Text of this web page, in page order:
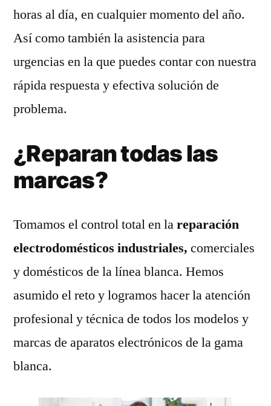
horas al día, en cualquier momento del año.
Así como también la asistencia para
urgencias en la que puedes contar con nuestra
rápida respuesta y efectiva solución de
problema.
¿Reparan todas las
marcas?
Tomamos el control total en lareparación
electrodomésticos industriales, comerciales
y domésticos de la línea blanca. Hemos
asumido el reto y logramos hacer la atención
profesional y técnica de todos los modelos y
marcas de aparatos electrónicos de la gama
blanca.